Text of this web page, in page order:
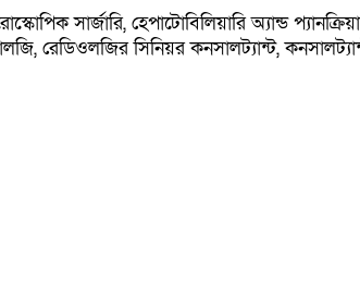
সার্জারি, হেপাটোবিলিয়ারি অ্যান্ড
রেডিওলজির সিনিয়র কনসালট্যান্ট,